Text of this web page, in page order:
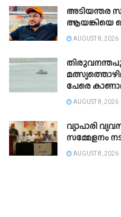
അടിയന്തര
ആയങ്കിയെ
AUGUST 8, 2026
പേരെ
AUGUST 8, 2026
വ്യാപാരി
സമ്മേളനം
AUGUST 8, 2026